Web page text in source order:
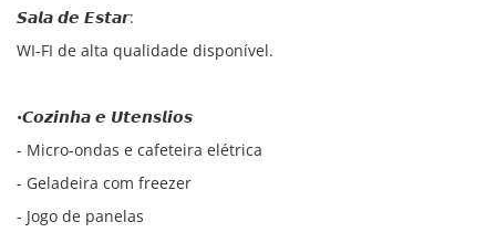
𝙎𝙖𝙡𝙖 𝙙𝙚 𝙀𝙨𝙩𝙖𝙧:
WI-FI de alta qualidade disponível.
•𝘾𝙤𝙯𝙞𝙣𝙝𝙖 𝙚 𝙐𝙩𝙚𝙣𝙨𝙡𝙞𝙤𝙨
- Micro-ondas e cafeteira elétrica
- Geladeira com freezer
- Jogo de panelas